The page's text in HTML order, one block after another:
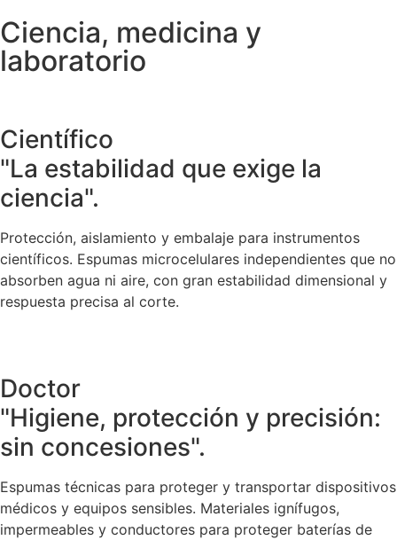
Ciencia, medicina y
laboratorio
Científico
"La estabilidad que exige la
ciencia".
Protección, aislamiento y embalaje para instrumentos
científicos. Espumas microcelulares independientes que no
absorben agua ni aire, con gran estabilidad dimensional y
respuesta precisa al corte.
Doctor
"Higiene, protección y precisión:
sin concesiones".
Espumas técnicas para proteger y transportar dispositivos
médicos y equipos sensibles. Materiales ignífugos,
impermeables y conductores para proteger baterías de